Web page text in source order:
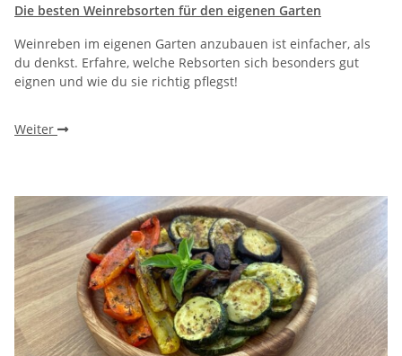
Die besten Weinrebsorten für den eigenen Garten
Weinreben im eigenen Garten anzubauen ist einfacher, als
du denkst. Erfahre, welche Rebsorten sich besonders gut
eignen und wie du sie richtig pflegst!
Weiter